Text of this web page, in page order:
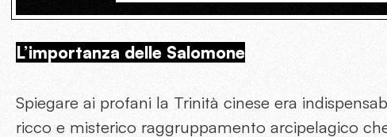
L’importanza delle Salomone
Spiegare ai profani la Trinità cinese era
ricco e misterico raggruppamento arcipelagico